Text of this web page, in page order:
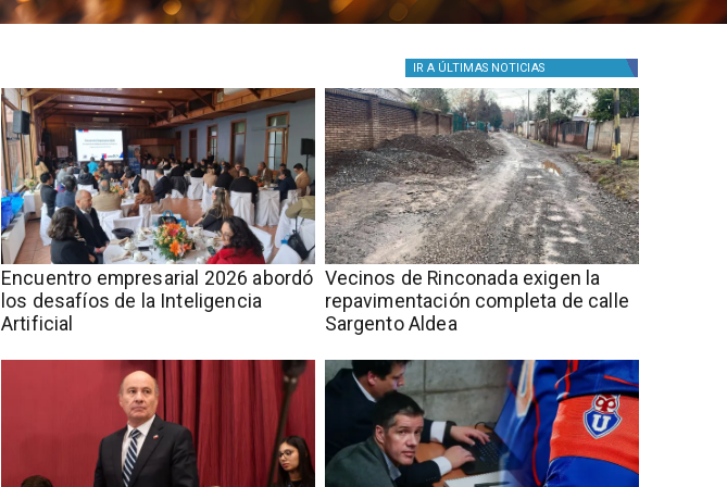
IR A ÚLTIMAS NOTICIAS
Encuentro empresarial 2026 abordó
los desafíos de la Inteligencia
Artificial
Vecinos de Rinconada exigen la
repavimentación completa de calle
Sargento Aldea